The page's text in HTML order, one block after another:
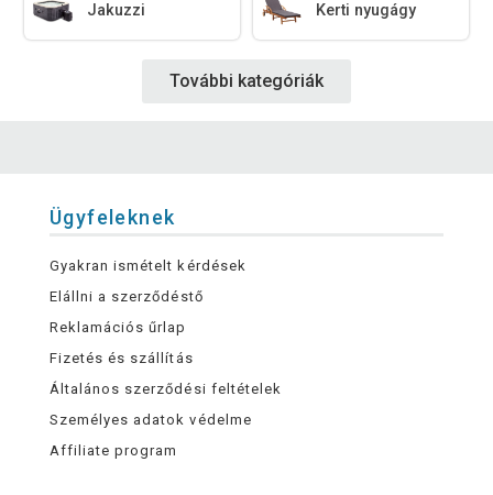
Jakuzzi Kerti nyugágy
További kategóriák
Ügyfeleknek
Gyakran ismételt kérdések
Elállni a szerződéstő
Reklamációs űrlap
Fizetés és szállítás
Általános szerződési feltételek
Személyes adatok védelme
Affiliate program